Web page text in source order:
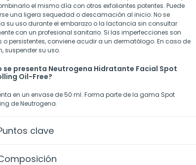
el mismo día con otros exfoliantes potentes. Puede
una ligera sequedad o descamación al inicio. No se
su uso durante el embarazo o la lactancia sin consultar
con un profesional sanitario. Si las imperfecciones son
o persistentes, conviene acudir a un dermatólogo. En caso de
suspender su uso.
se presenta Neutrogena Hidratante Facial Spot
Oil-Free?
en un envase de 50 ml. Forma parte de la gama Spot
de Neutrogena.
clave